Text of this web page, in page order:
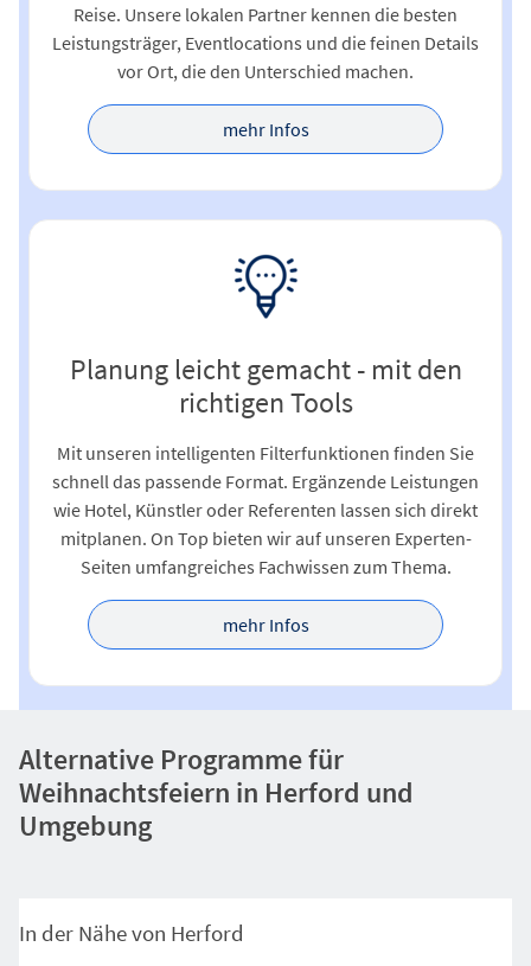
Reise. Unsere lokalen Partner kennen die besten
Leistungsträger, Eventlocations und die feinen Details
vor Ort, die den Unterschied machen.
mehr Infos
Planung leicht gemacht - mit den
richtigen Tools
Mit unseren intelligenten Filterfunktionen finden Sie
schnell das passende Format. Ergänzende Leistungen
wie Hotel, Künstler oder Referenten lassen sich direkt
mitplanen. On Top bieten wir auf unseren Experten-
Seiten umfangreiches Fachwissen zum Thema.
mehr Infos
Alternative Programme für
Weihnachtsfeiern in Herford und
Umgebung
In der Nähe von Herford